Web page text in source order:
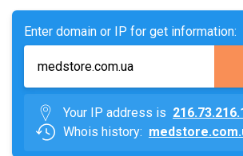
Enter domain or IP for get information:
Your IP address is
Whois history: